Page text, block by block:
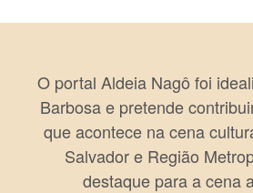
O portal Aldeia Nagô foi
Barbosa e pretende
que acontece na cena
Salvador e Região
destaque para a cena